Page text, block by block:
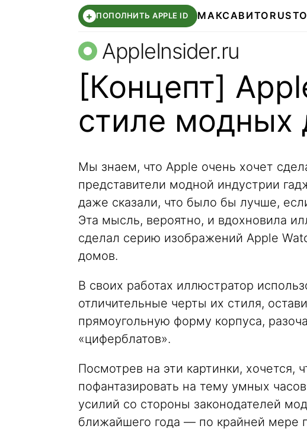
+ ПОПОЛНИТЬ APPLE ID МАКСАВИТО
AppleInsider.ru
[Концепт]
стиле модных
Мы знаем, что Apple очень хочет
представители модной индустрии
даже сказали, что было бы лучше,
Эта мысль, вероятно, и вдохновила
сделал серию изображений Apple
домов.
В своих работах иллюстратор
отличительные черты их стиля,
прямоугольную форму корпуса,
«циферблатов».
Посмотрев на эти картинки, хочется,
пофантазировать на тему умных
усилий со стороны законодателей
ближайшего года — по крайней мере